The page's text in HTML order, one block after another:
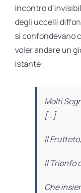
incontro
degli uccelli
si confondevano
voler andare un
istante:
Molti
[…]
Il
Il Trionfo
Che